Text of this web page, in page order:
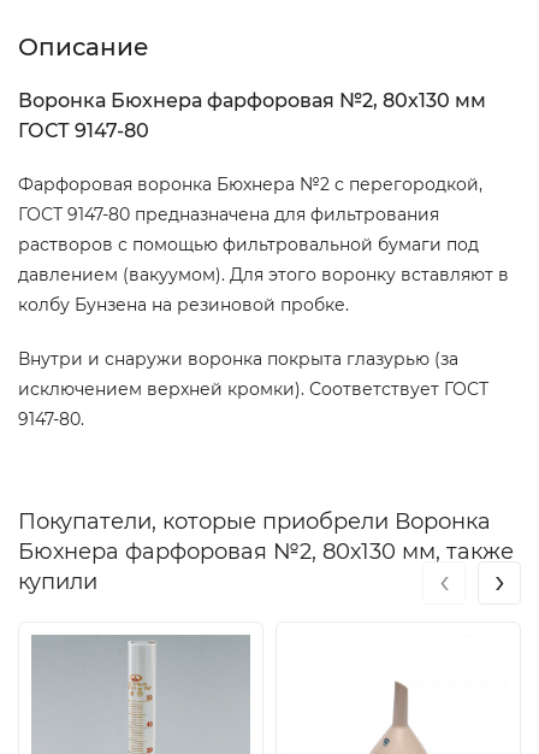
Описание
Воронка Бюхнера фарфоровая №2, 80х130 мм
ГОСТ 9147-80
Фарфоровая воронка Бюхнера №2 с перегородкой,
ГОСТ 9147-80 предназначена для фильтрования
растворов с помощью фильтровальной бумаги под
давлением (вакуумом). Для этого воронку вставляют в
колбу Бунзена на резиновой пробке.
Внутри и снаружи воронка покрыта глазурью (за
исключением верхней кромки). Соответствует ГОСТ
9147-80.
Покупатели, которые приобрели Воронка
Бюхнера фарфоровая №2, 80х130 мм, также
купили
‹ ›